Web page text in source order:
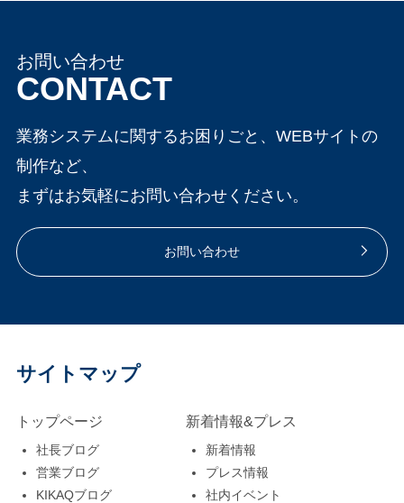
お問い合わせ
CONTACT
業務システムに関するお困りごと、WEBサイトの
制作など、
まずはお気軽にお問い合わせください。
お問い合わせ
サイトマップ
トップページ
社長ブログ
営業ブログ
KIKAQブログ
新着情報&プレス
新着情報
プレス情報
社内イベント